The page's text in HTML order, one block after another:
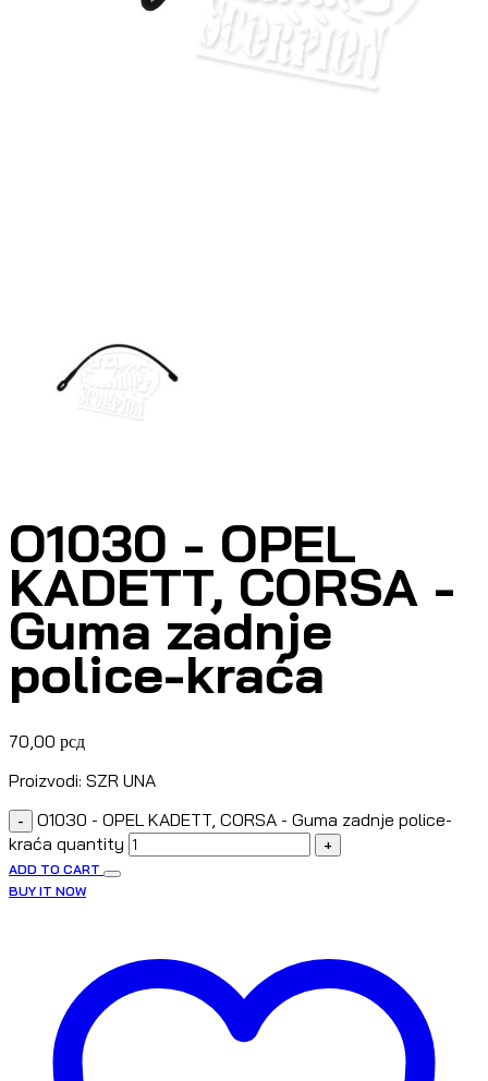
O1030 - OPEL
KADETT, CORSA -
Guma zadnje
police-kraća
70,00 рсд
Proizvodi: SZR UNA
-
O1030 - OPEL KADETT, CORSA - Guma zadnje police-
kraća quantity
+
ADD TO CART
BUY IT NOW